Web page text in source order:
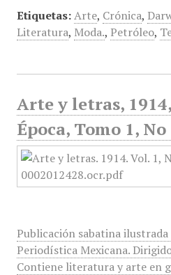
Etiquetas: Arte, Crónica,
Literatura, Moda., Petróleo,
Arte y letras,
Época, Tomo 1,
Publicación sabatina
Periodística Mexicana.
Contiene literatura y arte en